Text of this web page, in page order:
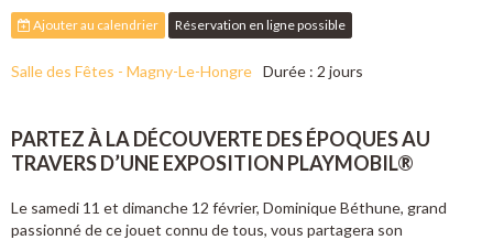
Ajouter au calendrier Réservation en ligne possible
Salle des Fêtes - Magny-Le-Hongre Durée : 2 jours
PARTEZ À LA DÉCOUVERTE DES ÉPOQUES AU
TRAVERS D’UNE EXPOSITION PLAYMOBIL®
Le samedi 11 et dimanche 12 février, Dominique Béthune, grand
passionné de ce jouet connu de tous, vous partagera son